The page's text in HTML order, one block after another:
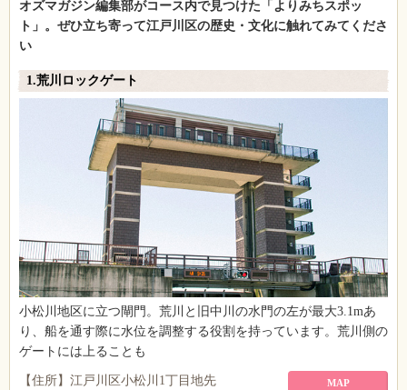
オズマガジン編集部がコース内で見つけた「よりみちスポッ
ト」。ぜひ立ち寄って江戸川区の歴史・文化に触れてみてくださ
い
1.荒川ロックゲート
小松川地区に立つ閘門。荒川と旧中川の水門の左が最大3.1mあ
り、船を通す際に水位を調整する役割を持っています。荒川側の
ゲートには上ることも
【住所】江戸川区小松川1丁目地先 MAP